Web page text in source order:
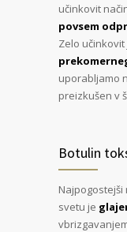
učinkovit
povsem
Zelo
uporabljamo
preizkušen v
Botulin
svetu je